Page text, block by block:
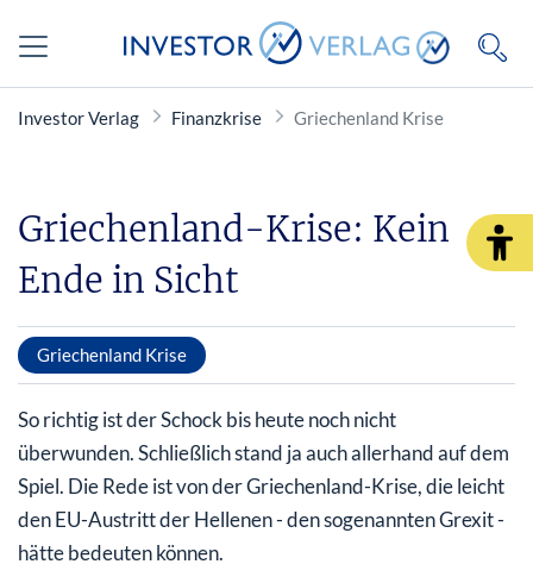
Investor Verlag Finanzkrise Griechenland Krise
Griechenland-Krise: Kein
Ende in Sicht
Griechenland Krise
So richtig ist der Schock bis heute noch nicht
überwunden. Schließlich stand ja auch allerhand auf dem
Spiel. Die Rede ist von der Griechenland-Krise, die leicht
den EU-Austritt der Hellenen - den sogenannten Grexit -
hätte bedeuten können.